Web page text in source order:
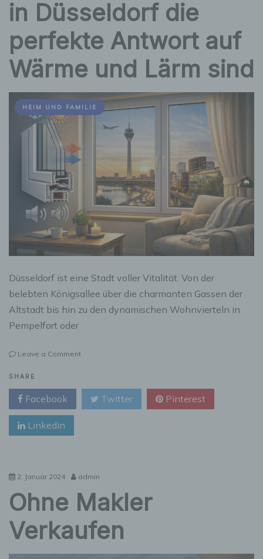
in Düsseldorf die
perfekte Antwort auf
Wärme und Lärm sind
HEIM UND FAMILIE
Düsseldorf ist eine Stadt voller Vitalität. Von der
belebten Königsallee über die charmanten Gassen der
Altstadt bis hin zu den dynamischen Wohnvierteln in
Pempelfort oder
Leave a Commenton
in
der
Landeshauptstadt:
perfekte
Antwort
Wärme
und
Lärm
SHARE
Facebook Twitter Pinterest
Linkedin
2. Januar 2024 admin
Ohne Makler
Verkaufen